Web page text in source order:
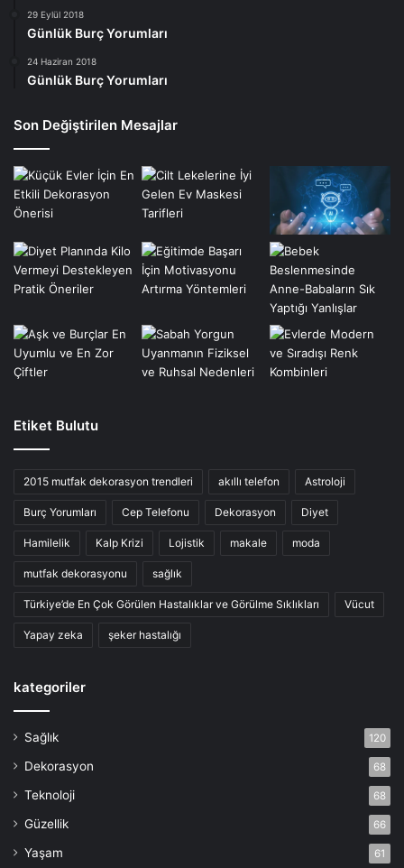
29 Eylül 2018
Günlük Burç Yorumları
24 Haziran 2018
Günlük Burç Yorumları
Son Değiştirilen Mesajlar
Etiket Bulutu
2015 mutfak dekorasyon trendleri akıllı telefon Astroloji
Burç Yorumları Cep Telefonu Dekorasyon Diyet
Hamilelik Kalp Krizi Lojistik makale moda
mutfak dekorasyonu sağlık
Türkiye’de En Çok Görülen Hastalıklar ve Görülme Sıklıkları Vücut
Yapay zeka şeker hastalığı
kategoriler
Sağlık 120
Dekorasyon 68
Teknoloji 68
Güzellik 66
Yaşam 61